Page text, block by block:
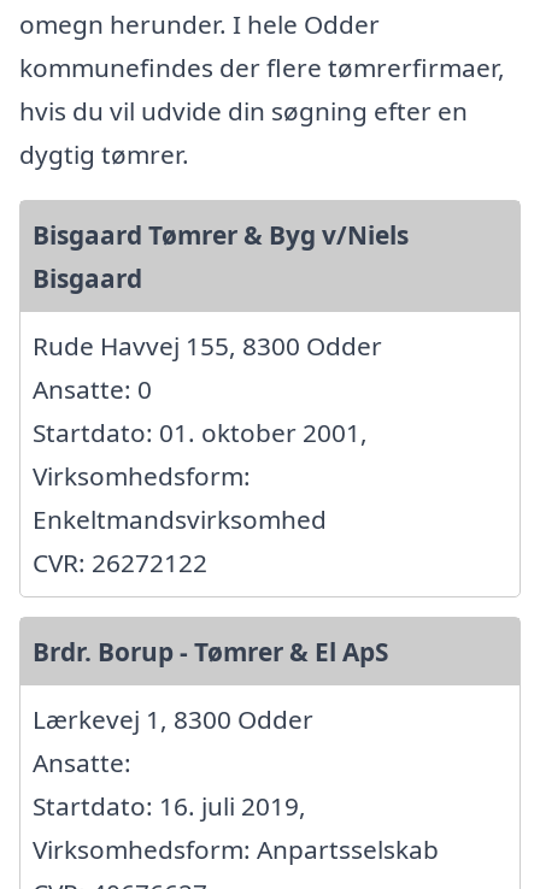
omegn herunder. I hele Odder
kommunefindes der flere tømrerfirmaer,
hvis du vil udvide din søgning efter en
dygtig tømrer.
Bisgaard Tømrer & Byg v/Niels
Bisgaard
Rude Havvej 155, 8300 Odder
Ansatte: 0
Startdato: 01. oktober 2001,
Virksomhedsform:
Enkeltmandsvirksomhed
CVR: 26272122
Brdr. Borup - Tømrer & El ApS
Lærkevej 1, 8300 Odder
Ansatte:
Startdato: 16. juli 2019,
Virksomhedsform: Anpartsselskab